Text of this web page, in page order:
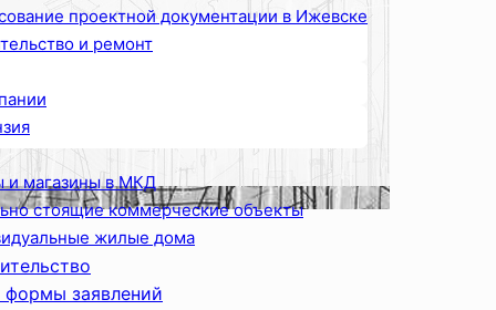
проектной документации в Ижевске
и ремонт
и магазины в МКД
стоящие коммерческие объекты
жилые дома
заявлений